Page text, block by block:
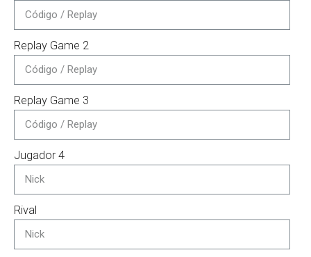
Replay Game 2
Replay Game 3
Jugador 4
Rival